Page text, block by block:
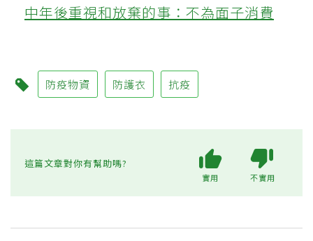
中年後重視和放棄的事：不為面子消費
防疫物資 防護衣 抗疫
這篇文章對你有幫助嗎?
實用 不實用